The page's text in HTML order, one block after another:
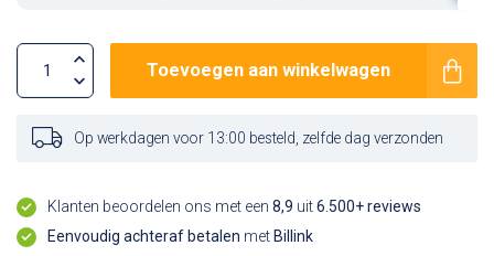
Toevoegen aan winkelwagen
Op werkdagen voor 13:00 besteld, zelfde dag verzonden
Klanten beoordelen ons met een 8,9 uit6.500+ reviews
Eenvoudig achteraf betalen met Billink